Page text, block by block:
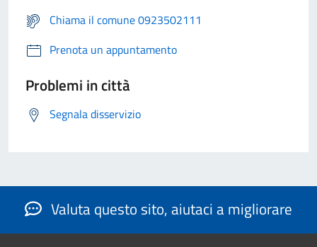
Chiama il comune 0923502111
Prenota un appuntamento
Problemi in città
Segnala disservizio
Valuta questo sito, aiutaci a migliorare